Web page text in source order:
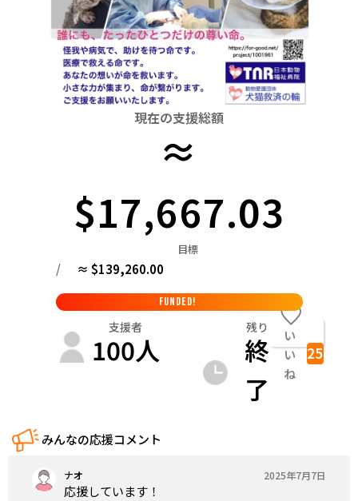
三重 滋賀 京都 大阪 兵庫 奈良
島根 岡山 広島 山口
愛媛 高知
熊本
現在の支援総額
≈
$17,667.03
目標
/ ≈ $139,260.00
FUNDED!
支援者
100人
残り
終
了
い
い
ね
25
みんなの応援コメント
ナオ 2025年7月7日
応援しています！